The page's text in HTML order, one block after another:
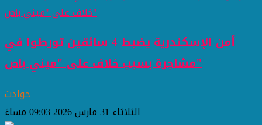
أمن الإسكندرية يضبط 4 سائقين تورطوا في
مشاجرة بسبب خلاف على "ميني باص"
حوادث
الثلاثاء 31 مارس 2026 09:03 مساءً